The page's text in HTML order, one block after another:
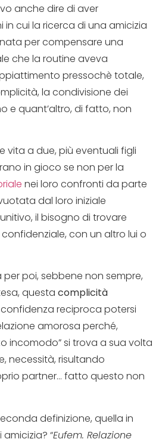
anche dire di aver
cui la ricerca di una amicizia
per compensare una
che la routine aveva
pressochè totale,
la condivisione dei
e quant’altro, di fatto, non
vita a due, più eventuali figli
in gioco se non per la
nei loro confronti da parte
dal loro iniziale
il bisogno di trovare
con un altro lui o
poi, sebbene non sempre,
questa complicità
reciproca potersi
amorosa perché,
incomodo” si trova a sua volta
necessità, risultando
partner… fatto questo non
definizione, quella in
“Eufem. Relazione